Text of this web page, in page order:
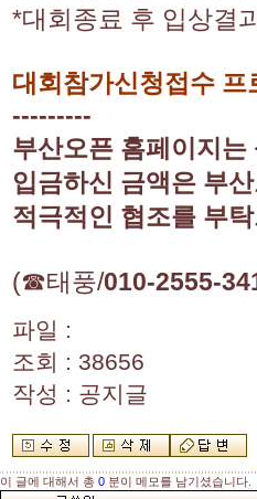
*대회종료 후 입상결
대회참가신청접수
---------
부산오픈 홈페이지
입금하신 금액은 부
적극적인 협조를 부
(☎태풍/010-2555-
파일 :
조회 : 38656
작성 : 공지글
이 글에 대해서 총 0 분이 메모를 남기셨습니다.